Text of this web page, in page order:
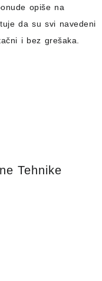
opiše na
da su svi navedeni
i bez grešaka.
Tehnike